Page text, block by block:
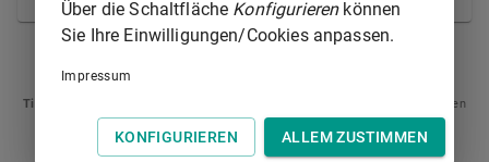
Tipp
: Swipen Sie auf dem Bildschirm links oder rechts zur Navigation zwischen
Normen.
Über die Schaltfläche Konfigurierenkönnen
Sie Ihre Einwilligungen/Cookies anpassen.
Impressum
KONFIGURIEREN ALLEM ZUSTIMMEN